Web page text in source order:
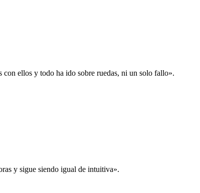
ellos y todo ha ido sobre ruedas, ni un solo fallo».
y sigue siendo igual de intuitiva».